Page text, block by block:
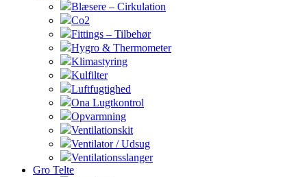
Blæsere – Cirkulation
Co2
Fittings – Tilbehør
Hygro & Thermometer
Klimastyring
Kulfilter
Luftfugtighed
Ona Lugtkontrol
Opvarmning
Ventilationskit
Ventilator / Udsug
Ventilationsslanger
Gro Telte